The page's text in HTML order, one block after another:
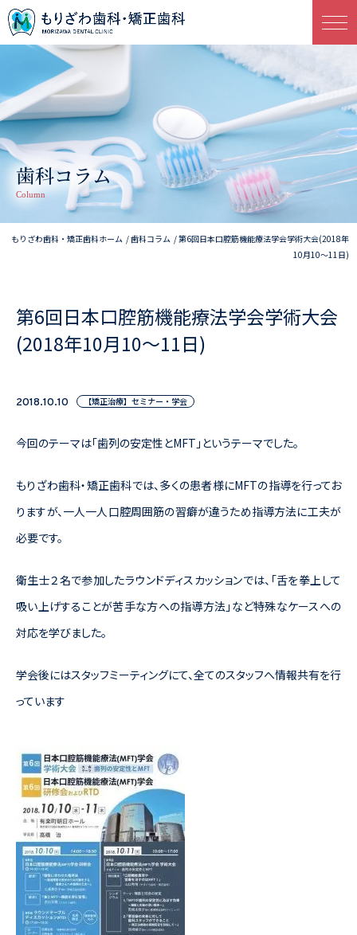
歯科コラム
Column
もりざわ歯科・矯正歯科ホーム 歯科コラム
第6回日本口腔筋機能療法学会学術大会(2018年
10月10～11日)
第6回日本口腔筋機能療法学会学術大会
(2018年10月10～11日)
2018.10.10 【矯正治療】セミナー・学会
今回のテーマは「歯列の安定性とMFT」というテーマでした。
もりざわ歯科・矯正歯科では、多くの患者様にMFTの指導を行ってお
りますが、一人一人口腔周囲筋の習癖が違うため指導方法に工夫が
必要です。
衛生士２名で参加したラウンドディスカッションでは、「舌を拳上して
吸い上げすることが苦手な方への指導方法」など特殊なケースへの
対応を学びました。
学会後にはスタッフミーティングにて、全てのスタッフへ情報共有を行
っています